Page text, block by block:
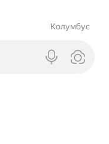
Колумбус